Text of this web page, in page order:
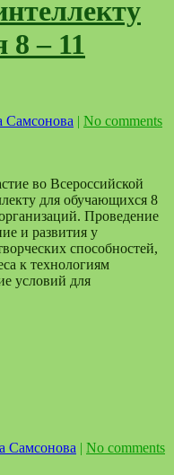
8 – 11
| No comments
во Всероссийской
для обучающихся 8
Проведение
и развития у
способностей,
к технологиям
условий для
Самсонова | No comments